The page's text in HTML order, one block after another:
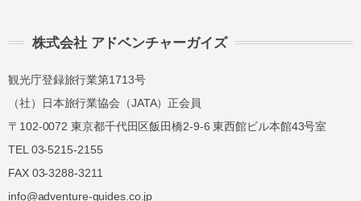
株式会社 アドベンチャーガイズ
観光庁登録旅行業第1713号
（社）日本旅行業協会（JATA）正会員
〒102-0072 東京都千代田区飯田橋2-9-6 東西館ビル本館43号室
TEL 03-5215-2155
FAX 03-3288-3211
info@adventure-guides.co.jp